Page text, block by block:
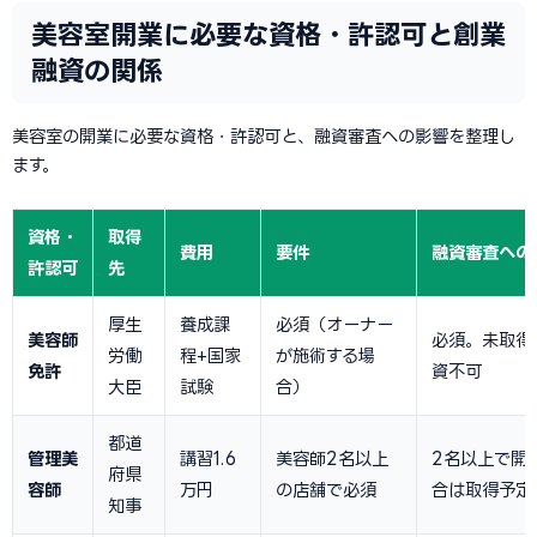
美容室開業に必要な資格・許認可と創業
融資の関係
美容室の開業に必要な資格・許認可と、融資審査への影響を整理し
ます。
資格・
許認可
取得
先
費用 要件 融資審査への
美容師
免許
厚生
労働
大臣
養成課
程+国家
試験
必須（オーナー
が施術する場
合）
必須。未取得
資不可
管理美
容師
都道
府県
知事
講習1.6
万円
美容師2名以上
の店舗で必須
2名以上で開
合は取得予定